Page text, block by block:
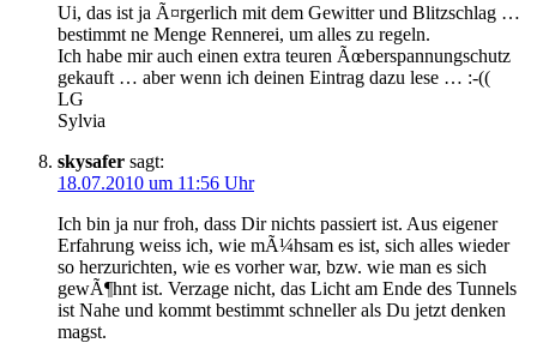
Ui, das ist ja Ã¤rgerlich mit dem Gewitter und Blitzschlag …
bestimmt ne Menge Rennerei, um alles zu regeln.
Ich habe mir auch einen extra teuren Ãœberspannungschutz
gekauft … aber wenn ich deinen Eintrag dazu lese … :-((
LG
Sylvia
skysafer sagt:
18.07.2010 um 11:56 Uhr
Ich bin ja nur froh, dass Dir nichts passiert ist. Aus eigener
Erfahrung weiss ich, wie mÃ¼hsam es ist, sich alles wieder
so herzurichten, wie es vorher war, bzw. wie man es sich
gewÃ¶hnt ist. Verzage nicht, das Licht am Ende des Tunnels
ist Nahe und kommt bestimmt schneller als Du jetzt denken
magst.